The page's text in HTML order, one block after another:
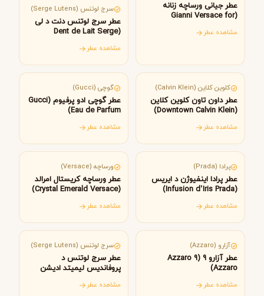
عطر جیانی ورساچه زنانه
(Gianni Versace for
مشاهده عطر
سرج لوتنس (Serge Lutens)
عطر سرج لوتنس دنت د لی
(Dent de Lait Serge
مشاهده عطر
کلوین کلاین (Calvin Klein)
عطر داون تاون کلوین کلاین
(Downtown Calvin Klein)
مشاهده عطر
گوچی (Gucci)
عطر گوچی ادو پرفیوم (Gucci
Eau de Parfum)
مشاهده عطر
پرادا (Prada)
عطر پرادا اینفیوژن د ایریس
(Infusion d’Iris Prada)
مشاهده عطر
ورساچه (Versace)
عطر ورساچه کریستال امرالد
(Crystal Emerald Versace)
مشاهده عطر
آزارو (Azzaro)
عطر آزارو 9 (Azzaro 9
Azzaro)
مشاهده عطر
سرج لوتنس (Serge Lutens)
عطر سرج لوتنس د
پروفاندیس لیمیتد ادیشن
Edition Serge Lutens)
مشاهده عطر